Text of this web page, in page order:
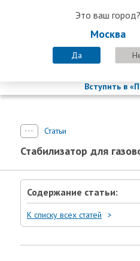
8 800
Это ваш город?
Москва
Да
8 (800) 200-58-
Пн-Пт с 9:00-18:00. Сб.
Вступить в
Статьи
Стабилизатор для
Содержание статьи:
К списку всех статей